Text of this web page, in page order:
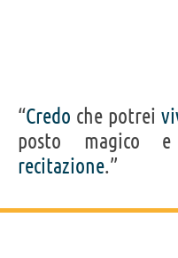
“Credo che potrei
posto magico
recitazione.”